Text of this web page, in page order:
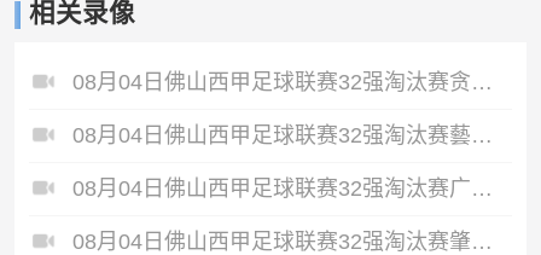
相关录像
08月04日佛山西甲足球联赛32强淘汰赛贪玩游戏VS美的薪火全场录像
08月04日佛山西甲足球联赛32强淘汰赛藝品高國際VS湛江狂狼·粵辉能源全场录像
08月04日佛山西甲足球联赛32强淘汰赛广东西南建设VS香港圣徒全场录像
08月04日佛山西甲足球联赛32强淘汰赛肇庆恒骏成VS三七互娱全场录像